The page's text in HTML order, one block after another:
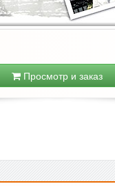
Просмотр и заказ